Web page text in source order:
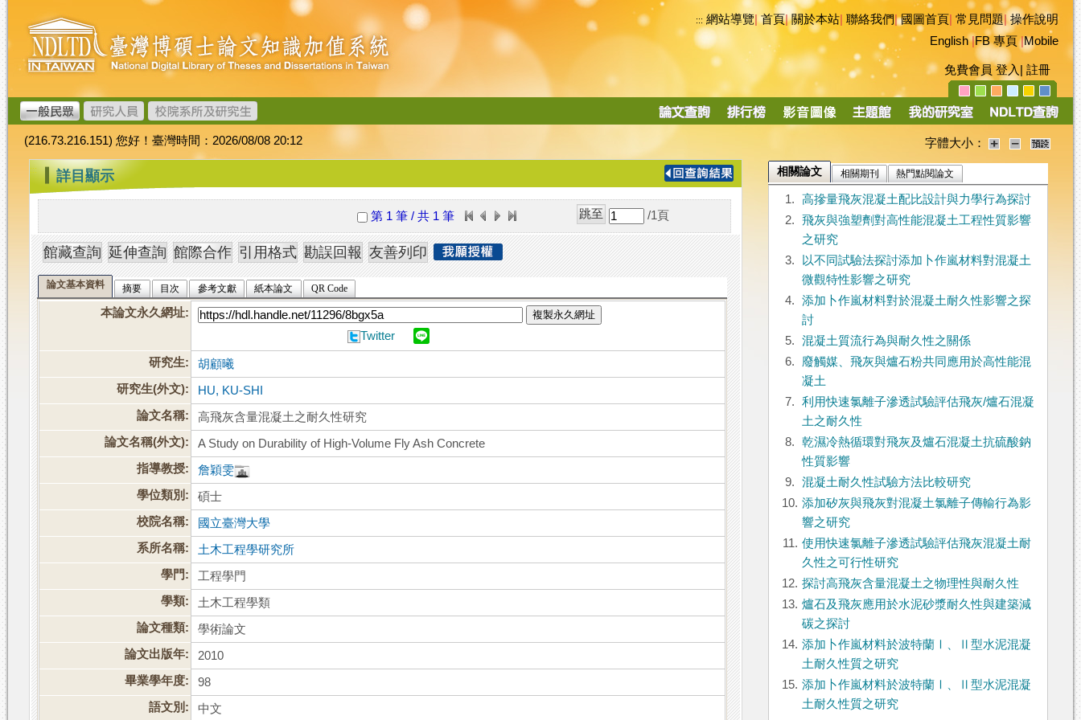
跳
到
主
要
內
容
臺
灣
博
碩
士
論
文
加
值
系
統
::: 網站導覽|首頁|關於本站 聯絡我們|國圖首頁 常見問題|操作說明
English|FB 專頁|Mobile
免費會員 登入 註冊
導
(216.73.216.151) 您好！臺灣時間：2026/08/08 20:12 字體大小：
::: 詳目顯示
第 1 筆 / 共 1 筆 /1 頁
論文基本資料 摘要 目次 參考文獻 紙本論文 QR Code
本論文永久網址: 複製永久網址
Twitter
研究生:
胡顧曦
研究生(外文):
HU, KU-SHI
論文名稱:
高飛灰含量混凝土之耐久性研究
論文名稱(外文):
A Study on Durability of High-Volume Fly Ash Concrete
指導教授:
詹穎雯
學位類別:
碩士
校院名稱:
國立臺灣大學
系所名稱:
土木工程學研究所
學門:
工程學門
學類:
土木工程學類
論文種類:
學術論文
論文出版年:
2010
畢業學年度:
98
語文別:
中文
相關論文 相關期刊 熱門點閱論文
1.
高摻量飛灰混凝土配比設計與力學行為探討
2.
飛灰與強塑劑對高性能混凝土工程性質影響
之研究
3.
以不同試驗法探討添加卜作嵐材料對混凝土
微觀特性影響之研究
4.
添加卜作嵐材料對於混凝土耐久性影響之探
討
5.
混凝土質流行為與耐久性之關係
6.
廢觸媒、飛灰與爐石粉共同應用於高性能混
凝土
7.
利用快速氯離子滲透試驗評估飛灰/爐石混凝
土之耐久性
8.
乾濕冷熱循環對飛灰及爐石混凝土抗硫酸鈉
性質影響
9.
混凝土耐久性試驗方法比較研究
10. 添加矽灰與飛灰對混凝土氯離子傳輸行為影
響之研究
11. 使用快速氯離子滲透試驗評估飛灰混凝土耐
久性之可行性研究
12. 探討高飛灰含量混凝土之物理性與耐久性
13. 爐石及飛灰應用於水泥砂漿耐久性與建築減
碳之探討
14. 添加卜作嵐材料於波特蘭Ⅰ、Ⅱ型水泥混凝
土耐久性質之研究
15. 添加卜作嵐材料於波特蘭Ⅰ、Ⅱ型水泥混凝
土耐久性質之研究